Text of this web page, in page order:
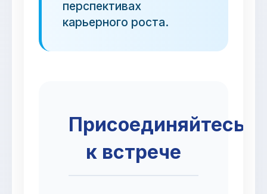
перспективах
карьерного роста.
Присоединяйтесь
к встрече